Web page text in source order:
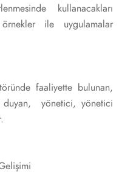
kullanacakları
ile uygulamalar
faaliyette bulunan,
duyan, yönetici, yönetici